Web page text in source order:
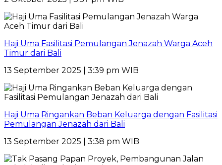
Haji Uma Fasilitasi Pemulangan Jenazah Warga Aceh
Timur dari Bali
13 September 2025 | 3:39 pm WIB
Haji Uma Ringankan Beban Keluarga dengan Fasilitasi
Pemulangan Jenazah dari Bali
13 September 2025 | 3:38 pm WIB